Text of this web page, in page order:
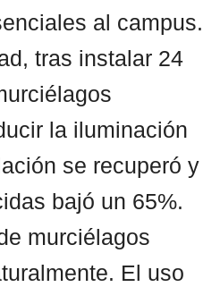
al campus.
tras instalar 24
la iluminación
se recuperó y
bajó un 65%.
murciélagos
El uso